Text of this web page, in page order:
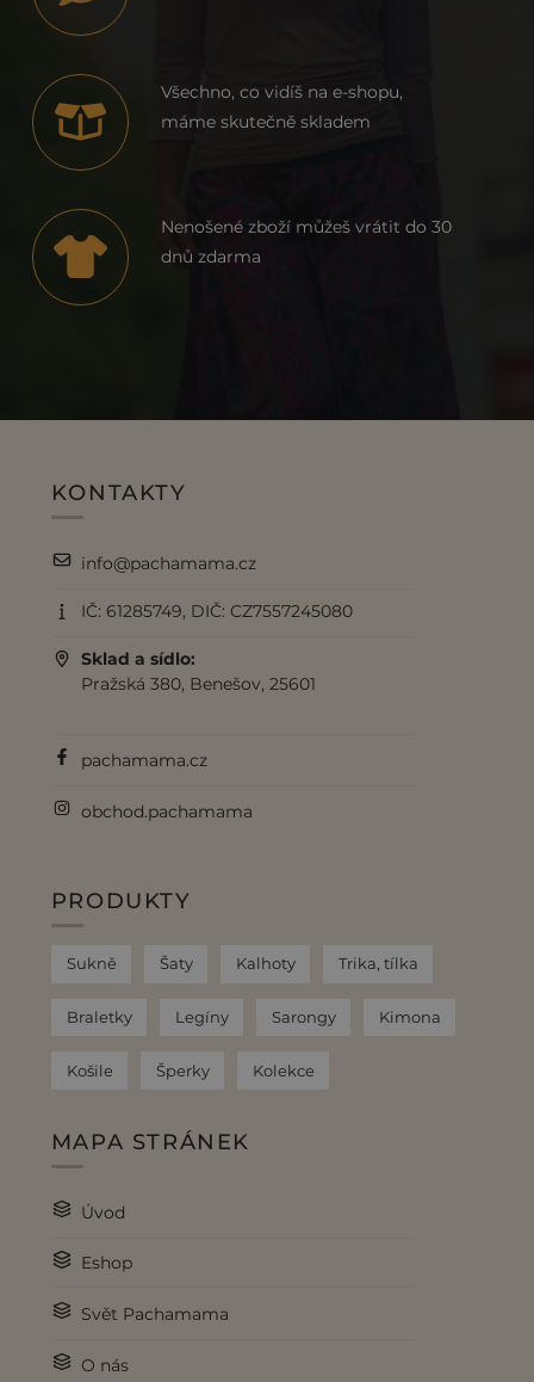
Všechno, co vidíš na e-shopu,
máme skutečně skladem
Nenošené zboží můžeš vrátit do 30
dnů zdarma
KONTAKTY
info@pachamama.cz
IČ: 61285749, DIČ: CZ7557245080
Sklad a sídlo:
Pražská 380, Benešov, 25601
pachamama.cz
obchod.pachamama
PRODUKTY
Sukně Šaty Kalhoty Trika, tílka
Braletky Legíny Sarongy Kimona
Košile Šperky Kolekce
MAPA STRÁNEK
Úvod
Eshop
Svět Pachamama
O nás